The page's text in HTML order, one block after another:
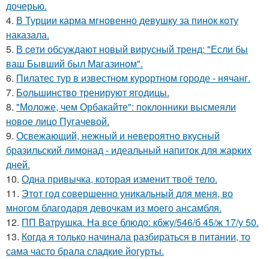
дочерью.
4. В Турции карма мгновенно девушку за пинок коту
наказала.
5. В ceти обсуждают новый вирусный тренд: "Если бы
ваш Бывший был Магазином".
6. Пилатес тур в известном курортном городе - нячанг.
7. Большинство тренируют ягодицы.
8. "Моложе, чем Орбакайте": поклонники высмеяли
новое лицо Пугачевой.
9. Освежающий, нежный и невероятно вкусный
бразильский лимонад - идеальный напиток для жарких
дней.
10. Одна привычка, которая изменит твоё тело.
11. Этот год совершенно уникальный для меня, во
многом благодаря девочкам из моего ансамбля.
12. ПП Ватрушка. На все блюдо: кбжу/546/б 45/ж 17/у 50.
13. Когда я только начинала разбираться в питании, то
сама часто брала сладкие йогурты.